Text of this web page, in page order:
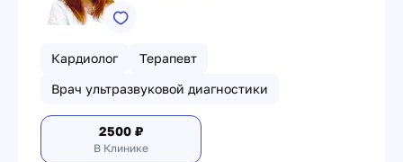
Кардиолог
Терапевт
Врач ультразвуковой диагностики
2500 ₽
В Клинике